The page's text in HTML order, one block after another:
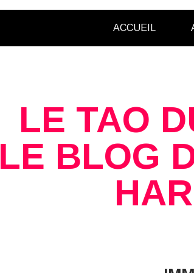
ACCUEIL
LE TAO
LE BLOG